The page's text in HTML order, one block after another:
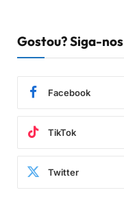
Gostou? Siga-nos
Facebook
TikTok
Twitter